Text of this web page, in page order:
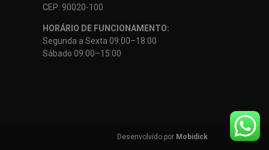
CEP: 90020-100
HORÁRIO DE FUNCIONAMENTO:
Segunda a Sexta 09:00–18:00
Sábado 09:00–15:00
Desenvolvido por Mobidick